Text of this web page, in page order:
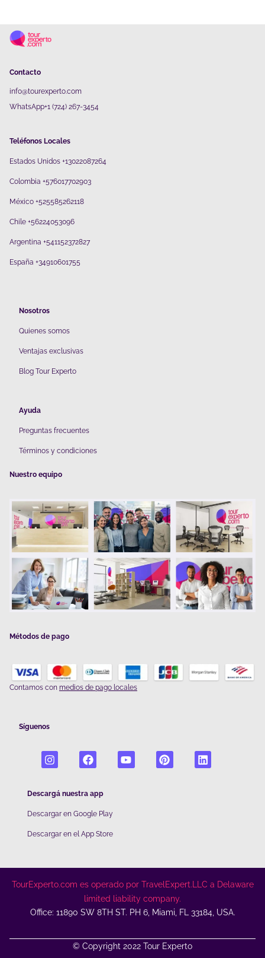
Contacto
info@tourexperto.com
WhatsApp+1 (724) 267-3454
Teléfonos Locales
Estados Unidos +13022087264
Colombia +576017702903
México +525585262118
Chile +56224053096
Argentina +541152372827
España +34910601755
Nosotros
Quienes somos
Ventajas exclusivas
Blog Tour Experto
Ayuda
Preguntas frecuentes
Términos y condiciones
Nuestro equipo
Métodos de pago
Contamos con medios de pago locales
Síguenos
Descargá nuestra app
Descargar en Google Play
Descargar en el App Store
TourExperto.com es operado por TravelExpert.LLC a Delaware
limited liability company.
Office: 11890 SW 8TH ST. PH 6, Miami, FL 33184, USA.
© Copyright 2022 Tour Experto